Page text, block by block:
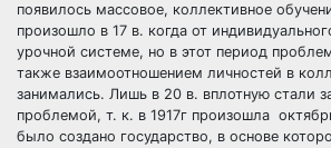
появилось массовое, коллективное
произошло в 17 в. когда от
урочной системе, но в этот период
также взаимоотношением личностей в
занимались. Лишь в 20 в. вплотную стали
проблемой, т. к. в 1917г произошла
было создано государство, в основе